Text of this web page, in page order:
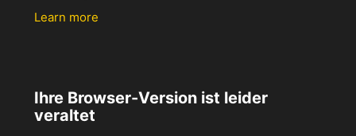
Learn more
Ihre Browser-Version ist leider
veraltet